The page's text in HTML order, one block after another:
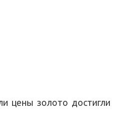
цены золото достигли